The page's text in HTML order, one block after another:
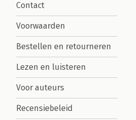
Contact
Voorwaarden
Bestellen en retourneren
Lezen en luisteren
Voor auteurs
Recensiebeleid